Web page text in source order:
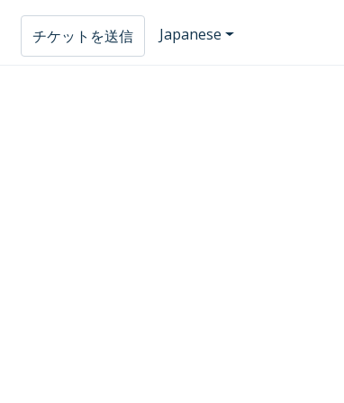
チケットを送信 Japanese